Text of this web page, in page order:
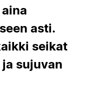
asti.
seikat
sujuvan